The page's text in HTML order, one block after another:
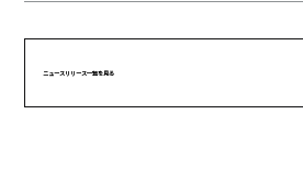
ニュースリリース一覧を見る